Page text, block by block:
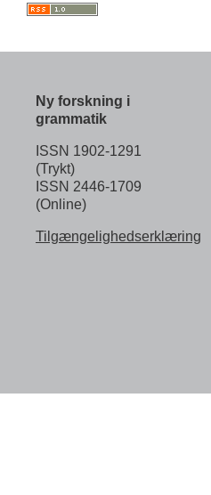
Ny forskning i
grammatik
ISSN 1902-1291
(Trykt)
ISSN 2446-1709
(Online)
Tilgængelighedserklæring